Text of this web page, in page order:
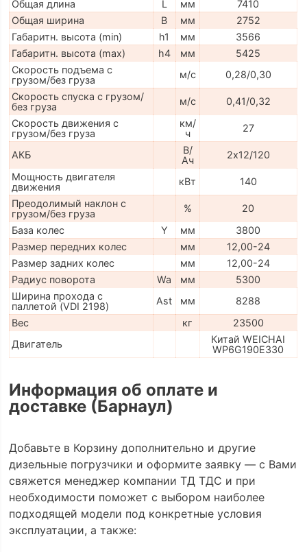
Общая длина L мм
7410
Общая ширина
B мм
2752
Габаритн. высота (min)
h1 мм
3566
Габаритн. высота (max)
h4 мм
5425
Скорость подъема с
грузом/без груза
м/с
0,28/0,30
Скорость спуска с грузом/
без груза
м/с
0,41/0,32
Скорость движения с
грузом/без груза
км/
ч
27
АКБ
В/
Ач
2х12/120
Мощность двигателя
движения
кВт
140
Преодолимый наклон с
грузом/без груза
%
20
База колес
Y мм
3800
Размер передних колес
мм
12,00-24
Размер задних колес
мм
12,00-24
Радиус поворота
Wa мм
5300
Ширина прохода с
паллетой (VDI 2198)
Ast мм
8288
Вес
кг
23500
Двигатель
Китай WEICHAI
WP6G190E330
Информация об оплате и
доставке (Барнаул)
Добавьте в Корзину дополнительно и другие
дизельные погрузчики и оформите заявку — с Вами
свяжется менеджер компании ТД ТДС и при
необходимости поможет с выбором наиболее
подходящей модели под конкретные условия
эксплуатации, а также: